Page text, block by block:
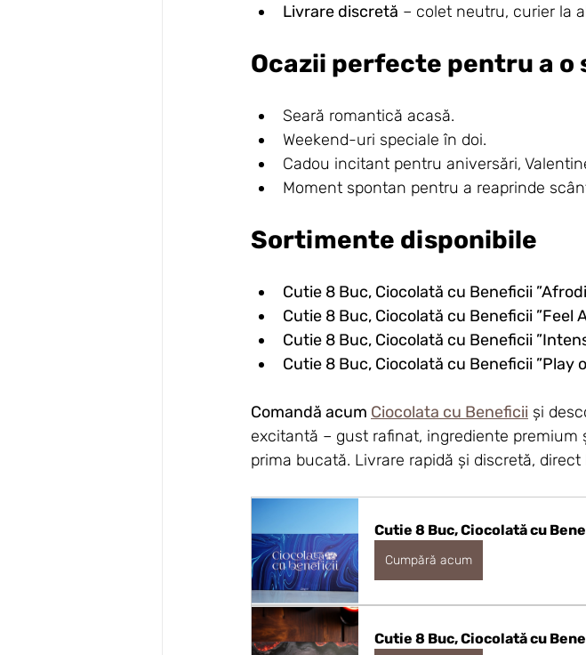
Livrare discretă – colet neutru, curier la
Ocazii perfecte pentru a o
Seară romantică acasă.
Weekend-uri speciale în doi.
Cadou incitant pentru aniversări,
Moment spontan pentru a reaprinde
Sortimente disponibile
Cutie 8 Buc, Ciocolată cu Beneficii
Cutie 8 Buc, Ciocolată cu Beneficii ”Feel
Cutie 8 Buc, Ciocolată cu Beneficii
Cutie 8 Buc, Ciocolată cu Beneficii ”Play
Comandă acum Ciocolata cu Beneficii și
excitantă – gust rafinat, ingrediente
prima bucată. Livrare rapidă și discretă, direct
Cutie 8 Buc, Ciocolată cu
Cumpără acum
Cutie 8 Buc, Ciocolată cu